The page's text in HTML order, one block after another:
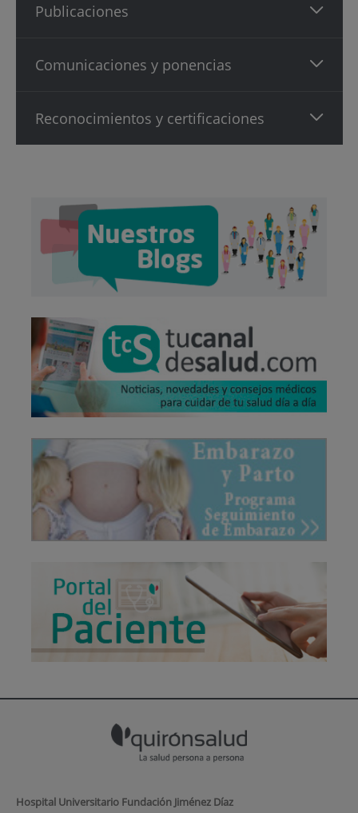
Publicaciones
Comunicaciones y ponencias
Reconocimientos y certificaciones
Hospital Universitario Fundación Jiménez Díaz